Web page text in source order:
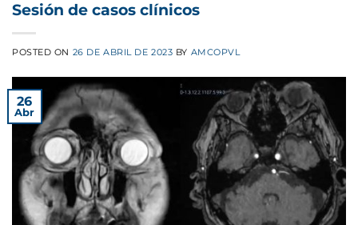
Sesión de casos clínicos
POSTED ON 26 DE ABRIL DE 2023 BY AMCOPVL
26
Abr